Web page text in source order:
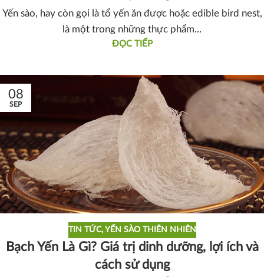
Yến sào, hay còn gọi là tổ yến ăn được hoặc edible bird nest,
là một trong những thực phẩm...
ĐỌC TIẾP
08
SEP
TIN TỨC, YẾN SÀO THIÊN NHIÊN
Bạch Yến Là Gì? Giá trị dinh dưỡng, lợi ích và
cách sử dụng